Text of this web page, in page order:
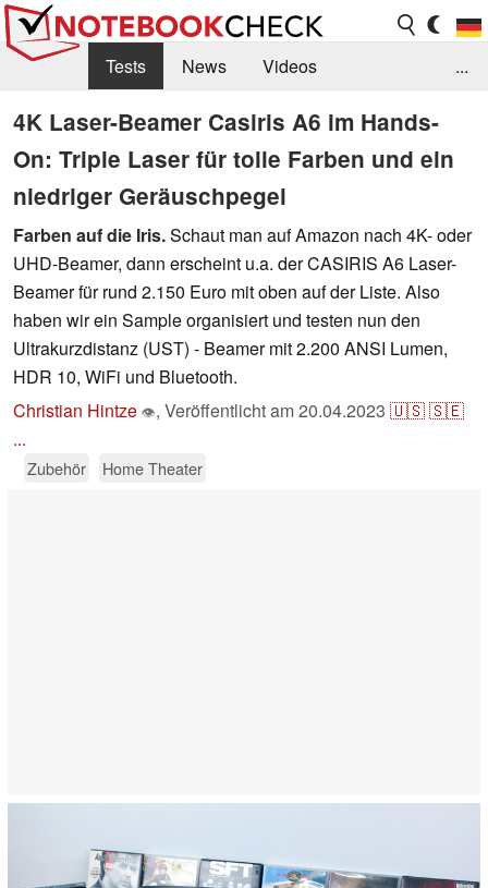
Tests News
Videos
Benchmarks & Tech
Externe Tests
Kaufberatung
Deals Suche
Jobs
Forum
...
4K Laser-Beamer Casiris A6 im Hands-
On: Triple Laser für tolle Farben und ein
niedriger Geräuschpegel
Farben auf die Iris.Schaut man auf Amazon nach 4K- oder
UHD-Beamer, dann erscheint u.a. der CASIRIS A6 Laser-
Beamer für rund 2.150 Euro mit oben auf der Liste. Also
haben wir ein Sample organisiert und testen nun den
Ultrakurzdistanz (UST) - Beamer mit 2.200 ANSI Lumen,
HDR 10, WiFi und Bluetooth.
Christian Hintze 👁, Veröffentlicht am20.04.2023 🇺🇸🇸🇪
...
Zubehör Home Theater